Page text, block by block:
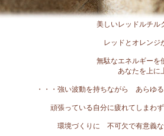
美しいレッドルチル
レッドとオレンジ
無駄なエネルギー
あなたを上に
・・・強い波動を持ちながら あらゆ
頑張っている自分に疲れてしまわ
環境づくりに 不可欠で有意義